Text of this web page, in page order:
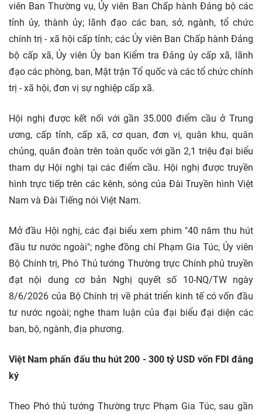
viên Ban Thường vụ, Ủy viên Ban Chấp hành Đảng bộ các
tỉnh ủy, thành ủy; lãnh đạo các ban, sở, ngành, tổ chức
chính trị - xã hội cấp tỉnh; các Ủy viên Ban Chấp hành Đảng
bộ cấp xã, Ủy viên Ủy ban Kiểm tra Đảng ủy cấp xã, lãnh
đạo các phòng, ban, Mặt trận Tổ quốc và các tổ chức chính
trị - xã hội, đơn vị sự nghiệp cấp xã.
Hội nghị được kết nối với gần 35.000 điểm cầu ở Trung
ương, cấp tỉnh, cấp xã, cơ quan, đơn vị, quân khu, quân
chủng, quân đoàn trên toàn quốc với gần 2,1 triệu đại biểu
tham dự Hội nghị tại các điểm cầu. Hội nghị được truyền
hình trực tiếp trên các kênh, sóng của Đài Truyền hình Việt
Nam và Đài Tiếng nói Việt Nam.
Mở đầu Hội nghị, các đại biểu xem phim "40 năm thu hút
đầu tư nước ngoài"; nghe đồng chí Phạm Gia Túc, Ủy viên
Bộ Chính trị, Phó Thủ tướng Thường trực Chính phủ truyền
đạt nội dung cơ bản Nghị quyết số 10-NQ/TW ngày
8/6/2026 của Bộ Chính trị về phát triển kinh tế có vốn đầu
tư nước ngoài; nghe tham luận của đại biểu đại diện các
ban, bộ, ngành, địa phương.
Việt Nam phấn đấu thu hút 200 - 300 tỷ USD vốn FDI đăng
ký
Theo Phó thủ tướng Thường trực Phạm Gia Túc, sau gần